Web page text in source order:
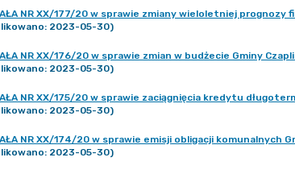
NR XX/177/20 w sprawie zmiany wieloletniej
2023-05-30)
NR XX/176/20 w sprawie zmian w budżecie Gminy
2023-05-30)
NR XX/175/20 w sprawie zaciągnięcia kredytu
2023-05-30)
NR XX/174/20 w sprawie emisji obligacji komunalnych
2023-05-30)